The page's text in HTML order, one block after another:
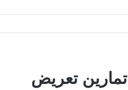
أفضل 6 تمارين تعريض